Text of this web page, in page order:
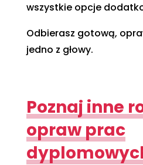
wszystkie opcje
Odbierasz gotową,
jedno z głowy.
Poznaj inne
opraw prac